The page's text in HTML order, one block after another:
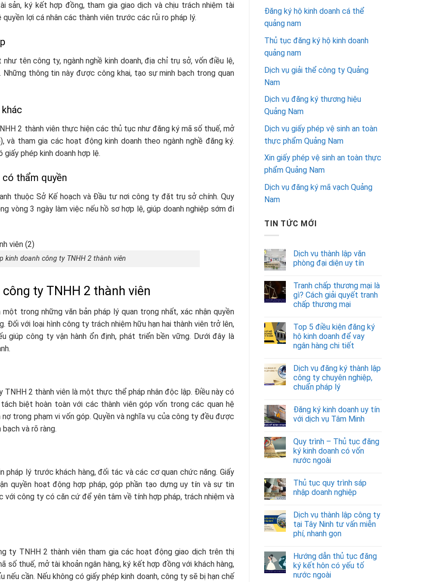
sản, ký kết hợp đồng, tham gia giao dịch và chịu trách nhiệm tài
lợi cá nhân các thành viên trước các rủi ro pháp lý.
tên công ty, ngành nghề kinh doanh, địa chỉ trụ sở, vốn điều lệ,
thông tin này được công khai, tạo sự minh bạch trong quan
2 thành viên thực hiện các thủ tục như đăng ký mã số thuế, mở
và tham gia các hoạt động kinh doanh theo ngành nghề đăng ký.
phép kinh doanh hợp lệ.
thẩm quyền
thuộc Sở Kế hoạch và Đầu tư nơi công ty đặt trụ sở chính. Quy
vòng 3 ngày làm việc nếu hồ sơ hợp lệ, giúp doanh nghiệp sớm đi
kinh doanh công ty TNHH 2 thành viên
ty TNHH 2 thành viên
trong những văn bản pháp lý quan trọng nhất, xác nhận quyền
Đối với loại hình công ty trách nhiệm hữu hạn hai thành viên trở lên,
giúp công ty vận hành ổn định, phát triển bền vững. Dưới đây là
TNHH 2 thành viên là một thực thể pháp nhân độc lập. Điều này có
biệt hoàn toàn với các thành viên góp vốn trong các quan hệ
trong phạm vi vốn góp. Quyền và nghĩa vụ của công ty đều được
và rõ ràng.
pháp lý trước khách hàng, đối tác và các cơ quan chức năng. Giấy
quyền hoạt động hợp pháp, góp phần tạo dựng uy tín và sự tin
với công ty có căn cứ để yên tâm về tính hợp pháp, trách nhiệm và
ty TNHH 2 thành viên tham gia các hoạt động giao dịch trên thị
thuế, mở tài khoản ngân hàng, ký kết hợp đồng với khách hàng,
cần. Nếu không có giấy phép kinh doanh, công ty sẽ bị hạn chế
Đăng ký hộ kinh doanh cá thể
quảng nam
Thủ tục đăng ký hộ kinh doanh
quảng nam
Dịch vụ giải thể công ty Quảng
Nam
Dịch vụ đăng ký thương hiệu
Quảng Nam
Dịch vụ giấy phép vệ sinh an toàn
thực phẩm Quảng Nam
Xin giấy phép vệ sinh an toàn thực
phẩm Quảng Nam
Dịch vụ đăng ký mã vạch Quảng
Nam
TIN TỨC MỚI
Dịch vụ thành lập văn
phòng đại diện uy tín
Tranh chấp thương mại là
gì? Cách giải quyết tranh
chấp thương mại
Top 5 điều kiện đăng ký
hộ kinh doanh để vay
ngân hàng chi tiết
Dịch vụ đăng ký thành lập
công ty chuyên nghiệp,
chuẩn pháp lý
Đăng ký kinh doanh uy tín
với dịch vụ Tâm Minh
Quy trình – Thủ tục đăng
ký kinh doanh có vốn
nước ngoài
Thủ tục quy trình sáp
nhập doanh nghiệp
Dịch vụ thành lập công ty
tại Tây Ninh tư vấn miễn
phí, nhanh gọn
Hướng dẫn thủ tục đăng
ký kết hôn có yếu tố
nước ngoài